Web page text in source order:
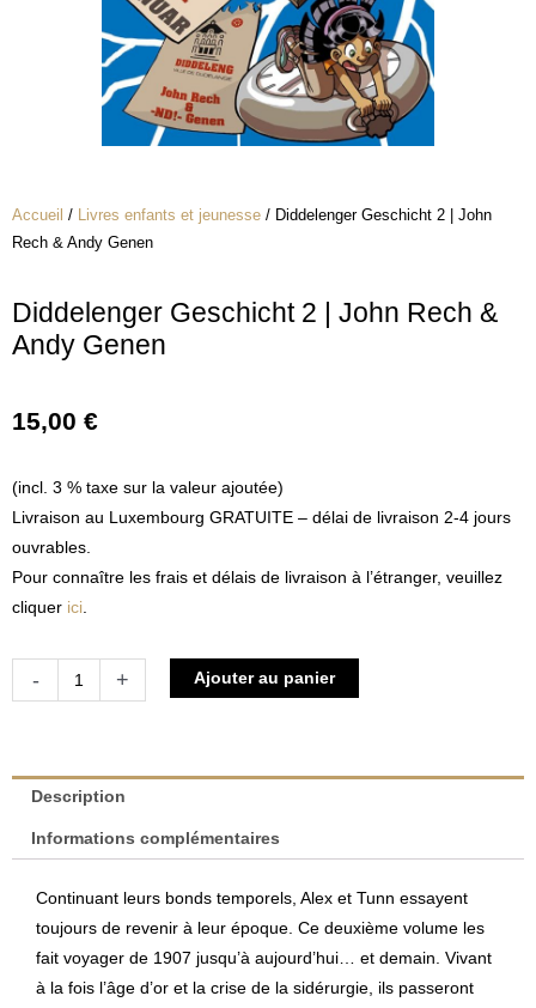
Accueil / Livres enfants et jeunesse / Diddelenger Geschicht 2 | John
Rech & Andy Genen
Diddelenger Geschicht 2 | John Rech &
Andy Genen
15,00 €
(incl. 3 % taxe sur la valeur ajoutée)
Livraison au Luxembourg GRATUITE – délai de livraison 2-4 jours
ouvrables.
Pour connaître les frais et délais de livraison à l’étranger, veuillez
cliquer ici.
-
quantité
2
John
Andy
Genen
+ Ajouter au panier
Description
Informations complémentaires
Continuant leurs bonds temporels, Alex et Tunn essayent
toujours de revenir à leur époque. Ce deuxième volume les
fait voyager de 1907 jusqu’à aujourd’hui… et demain. Vivant
à la fois l’âge d’or et la crise de la sidérurgie, ils passeront